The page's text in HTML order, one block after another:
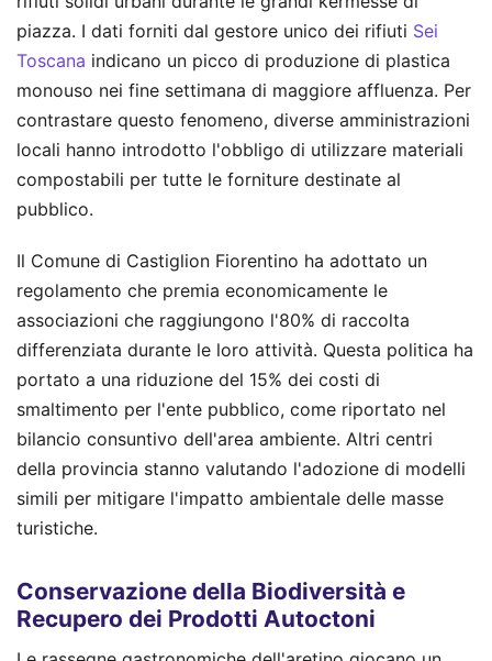
piazza. I dati forniti dal gestore unico dei rifiuti Sei
Toscana indicano un picco di produzione di plastica
monouso nei fine settimana di maggiore affluenza. Per
contrastare questo fenomeno, diverse amministrazioni
locali hanno introdotto l'obbligo di utilizzare materiali
compostabili per tutte le forniture destinate al
pubblico.
Il Comune di Castiglion Fiorentino ha adottato un
regolamento che premia economicamente le
associazioni che raggiungono l'80% di raccolta
differenziata durante le loro attività. Questa politica ha
portato a una riduzione del 15% dei costi di
smaltimento per l'ente pubblico, come riportato nel
bilancio consuntivo dell'area ambiente. Altri centri
della provincia stanno valutando l'adozione di modelli
simili per mitigare l'impatto ambientale delle masse
turistiche.
Conservazione della Biodiversità e
Recupero dei Prodotti Autoctoni